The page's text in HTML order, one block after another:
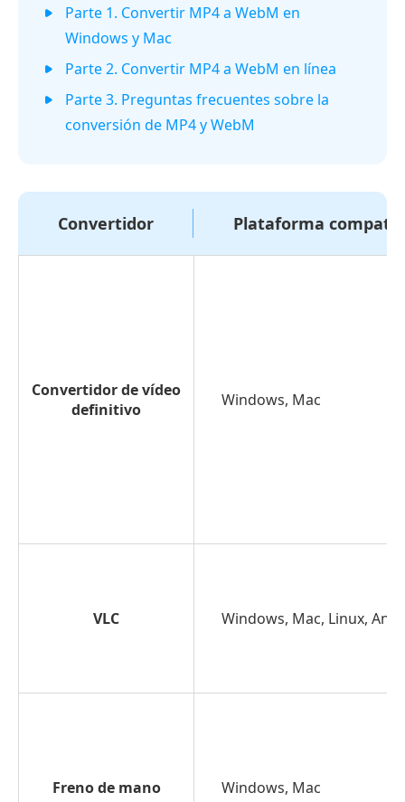
Parte 1. Convertir MP4 a WebM en
Windows y Mac
Parte 2. Convertir MP4 a WebM en línea
Parte 3. Preguntas frecuentes sobre la
conversión de MP4 y WebM
Convertidor Plataforma
Convertidor de vídeo
definitivo
Windows, Mac
VLC Windows, Mac, Linux,
Freno de mano Windows, Mac